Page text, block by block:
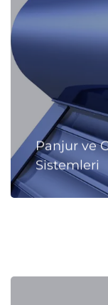
Panjur ve
Sistemleri